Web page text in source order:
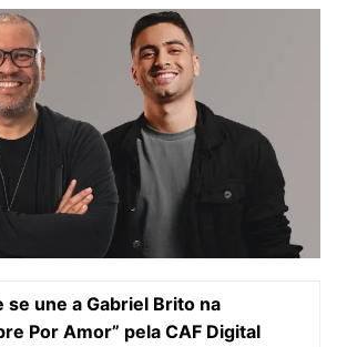
se une a Gabriel Brito na
Por Amor” pela CAF Digital